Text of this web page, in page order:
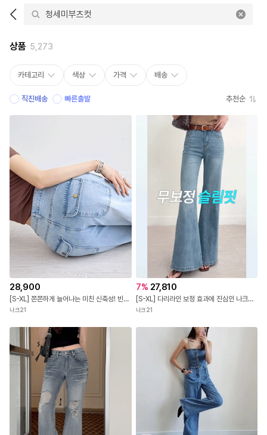
상품 5,273
카테고리 색상 가격 배송
직진배송 빠른출발 추천순
28,900
[S-XL] 쫀쫀하게 늘어나는 미친 신축성! 빈티지 리벳으로 포인트가 되어주는 힙포켓! 부담 없는 세미 부츠컷!
나크21
7% 27,810
[S-XL] 다리라인 보정 효과에 진심인 나크가 선보이는 썸머 세미와이드 부츠컷!
나크21